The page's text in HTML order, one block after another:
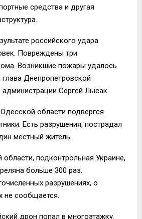
средства и другая
российского удара
Повреждены три
Возникшие пожары удалось
Днепропетровской
Сергей Лысак.
области подвергся
Есть разрушения, пострадал
местный житель.
подконтрольная Украине,
больше 300 раз.
разрушениях, о
не сообщается.
дрон попал в многоэтажку.